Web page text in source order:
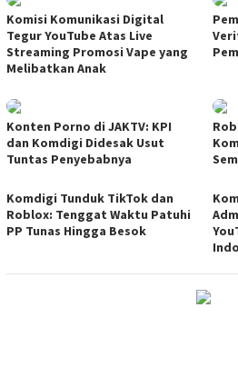
Komisi Komunikasi Digital
Tegur YouTube Atas Live
Streaming Promosi Vape yang
Melibatkan Anak
Konten Porno di JAKTV: KPI
dan Komdigi Didesak Usut
Tuntas Penyebabnya
Komdigi Tunduk TikTok dan
Roblox: Tenggat Waktu Patuhi
PP Tunas Hingga Besok